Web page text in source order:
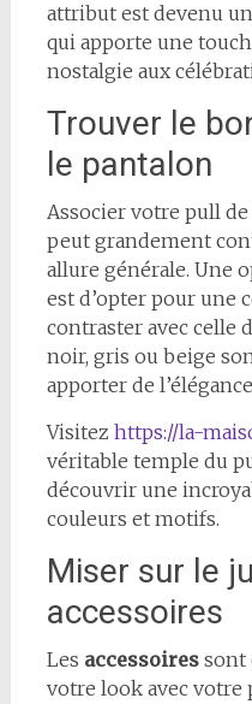
attribut est devenu
qui apporte une
nostalgie aux
Trouver le
le pantalon
Associer votre pull
peut grandement
allure générale. Une
est d’opter pour une
contraster avec celle
noir, gris ou beige
apporter de
Visitez https://la-
véritable temple du
découvrir une
couleurs et motifs.
Miser sur le
accessoires
Les accessoiressont
votre look avec votre